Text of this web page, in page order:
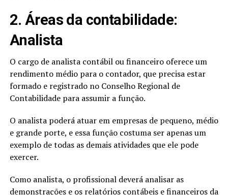
2. Áreas da contabilidade:
Analista
O cargo de analista contábil ou financeiro oferece um
rendimento médio para o contador, que precisa estar
formado e registrado no Conselho Regional de
Contabilidade para assumir a função.
O analista poderá atuar em empresas de pequeno, médio
e grande porte, e essa função costuma ser apenas um
exemplo de todas as demais atividades que ele pode
exercer.
Como analista, o profissional deverá analisar as
demonstrações e os relatórios contábeis e financeiros da